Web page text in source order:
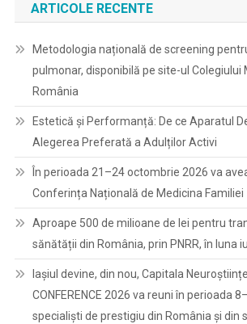
ARTICOLE RECENTE
Metodologia națională de screening
pulmonar, disponibilă pe site-ul Colegiului
România
Estetică și Performanță: De ce Aparatul
Alegerea Preferată a Adulților Activi
În perioada 21–24 octombrie 2026 va
Conferința Națională de Medicina Familiei
Aproape 500 de milioane de lei pentru
sănătății din România, prin PNRR, în luna
Iașiul devine, din nou, Capitala
CONFERENCE 2026 va reuni în perioada
specialiști de prestigiu din România și din